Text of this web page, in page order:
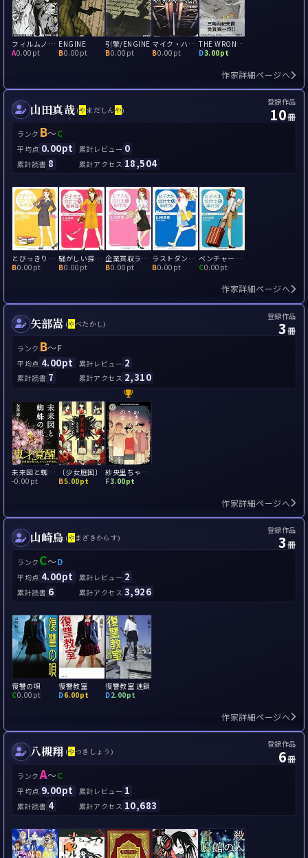
フィルムノワール/黒色影片
A0.00pt
ENGINE
B0.00pt
引擎/ENGINE
B0.00pt
マイク・ハマーへ伝言
B0.00pt
THE WRONG GOODBYE ロング・グッドバイ
D3.00pt
作家詳細ページへ
山田真哉 (やまだしんや)
登録作品
10冊
ランク B～C
平均点 0.00pt 累計レビュー 0
累計読書 8 累計アクセス 18,504
とびっきり推理なバースデー
B0.00pt
騒がしい探偵や怪盗たち
B0.00pt
企業買収ラプソディー
B0.00pt
ラストダンスは私に
B0.00pt
ベンチャーの王子様
C0.00pt
作家詳細ページへ
矢部嵩 (やべたかし)
登録作品
3冊
ランク B～F
平均点 4.00pt 累計レビュー 2
累計読書 7 累計アクセス 2,310
未来図と蜘蛛の巣
-0.00pt
〔少女庭国〕
B5.00pt
紗央里ちゃんの家
F3.00pt
作家詳細ページへ
山崎烏 (やまざきからす)
登録作品
3冊
ランク C～D
平均点 4.00pt 累計レビュー 2
累計読書 6 累計アクセス 3,926
復讐の唄
C0.00pt
復讐教室
D6.00pt
復讐教室 連鎖
D2.00pt
作家詳細ページへ
八槻翔 (やつきしょう)
登録作品
6冊
ランクA～C
平均点 9.00pt 累計レビュー 1
累計読書 4 累計アクセス 10,683